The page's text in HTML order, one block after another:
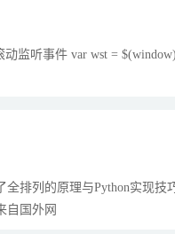
监听事件 var wst =
排列的原理与Python实现技
自国外网